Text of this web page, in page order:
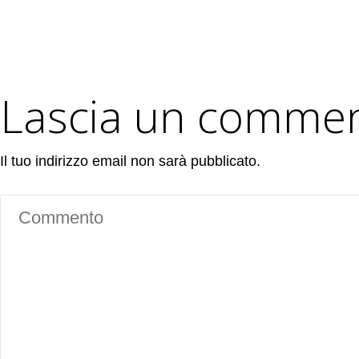
Lascia un
Il tuo indirizzo email non sarà pubblicato.